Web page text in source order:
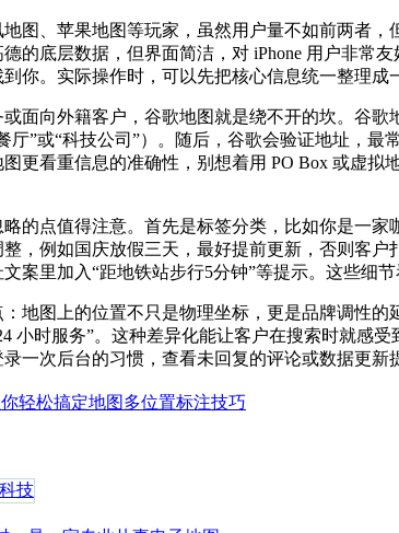
图、苹果地图等玩家，虽然用户量不如前两者
的底层数据，但界面简洁，对 iPhone 用户非常
你。实际操作时，可以先把核心信息统一整理
面向外籍客户，谷歌地图就是绕不开的坎。谷
厅”或“科技公司”）。随后，谷歌会验证地址，
更看重信息的准确性，别想着用 PO Box 或虚
的点值得注意。首先是标签分类，比如你是一
，例如国庆放假三天，最好提前更新，否则客
案里加入“距地铁站步行5分钟”等提示。这些细
地图上的位置不只是物理坐标，更是品牌调性
小时服务”。这种差异化能让客户在搜索时就感
一次后台的习惯，查看未回复的评论或数据更
轻松搞定地图多位置标注技巧